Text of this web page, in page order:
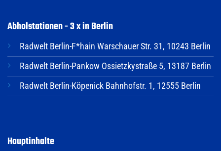
Abholstationen - 3 x in Berlin
Radwelt Berlin-F*hain Warschauer Str. 31, 10243 Berlin
Radwelt Berlin-Pankow Ossietzkystraße 5, 13187 Berlin
Radwelt Berlin-Köpenick Bahnhofstr. 1, 12555 Berlin
Hauptinhalte